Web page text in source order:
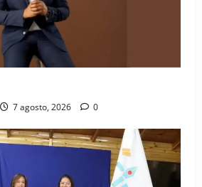
7 agosto, 2026 0